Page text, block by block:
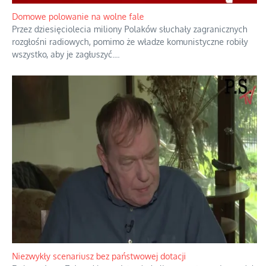
Rodzina to zbiór jednostek połączonych trwałymi, naturalnymi,
realnymi relacjami....
Domowe polowanie na wolne fale
Przez dziesięciolecia miliony Polaków słuchały zagranicznych
rozgłośni radiowych, pomimo że władze komunistyczne robiły
wszystko, aby je zagłuszyć....